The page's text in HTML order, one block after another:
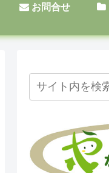
お問合せ